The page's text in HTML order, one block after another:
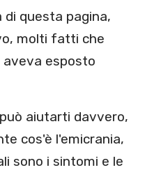
di questa pagina,
molti fatti che
esposto
aiutarti davvero,
cos'è l'emicrania,
sono i sintomi e le